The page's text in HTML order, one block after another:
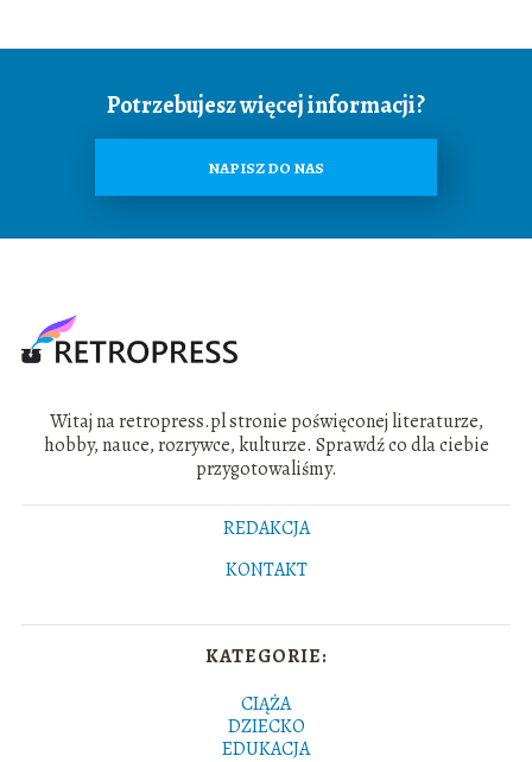
Potrzebujesz więcej informacji?
NAPISZ DO NAS
Witaj na retropress.pl stronie poświęconej literaturze,
hobby, nauce, rozrywce, kulturze. Sprawdź co dla ciebie
przygotowaliśmy.
REDAKCJA
KONTAKT
KATEGORIE:
CIĄŻA
DZIECKO
EDUKACJA